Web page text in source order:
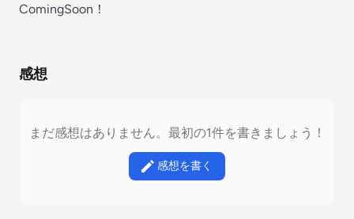
ComingSoon！
感想
まだ感想はありません。最初の1件を書きましょう！
感想を書く